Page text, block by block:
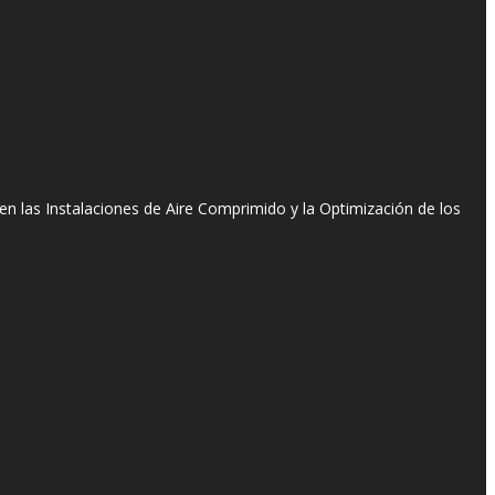
las Instalaciones de Aire Comprimido y la Optimización de los